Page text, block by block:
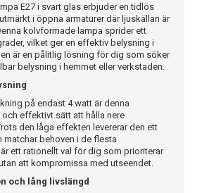
E27 i svart glas erbjuder en tidlös
i öppna armaturer där ljuskällan är
kolvformade lampa sprider ett
vilket ger en effektiv belysning i
är en pålitlig lösning för dig som söker
belysning i hemmet eller verkstaden.
på endast 4 watt är denna
effektivt sätt att hålla nere
den låga effekten levererar den ett
behoven i de flesta
ett rationellt val för dig som prioriterar
att kompromissa med utseendet.
och lång livslängd